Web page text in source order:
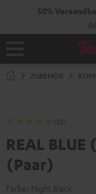
50%
ZUBEHÖR
(28)
REAL
(Paar)
Farbe: Night Black